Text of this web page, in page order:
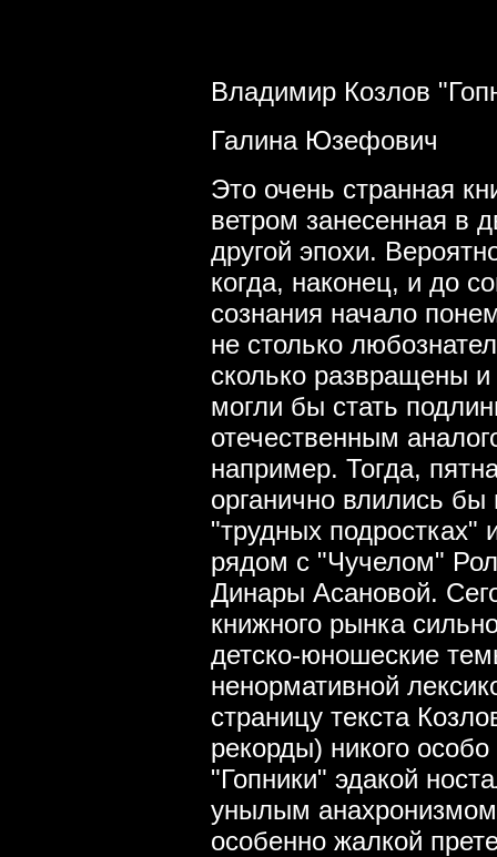
Владимир Козлов
Галина Юзефович
Это очень странная
ветром занесенная в
другой эпохи.
когда, наконец, и до
сознания начало
не столько
сколько развращены
могли бы стать
отечественным
например. Тогда,
органично влились
"трудных подростках"
рядом с "Чучелом"
Динары Асановой.
книжного рынка
детско-юношеские
ненормативной
страницу текста
рекорды) никого
"Гопники" эдакой
унылым анахронизмом
особенно жалкой